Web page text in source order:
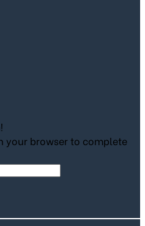
your browser to complete